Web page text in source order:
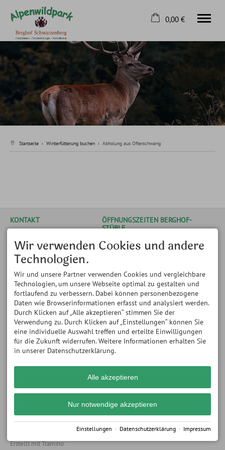
Home
Sommerfütterung buchen
Winterfütterung buchen
Kontakt
08326 8163
0,00 €
Warenkorb ist leer
Startseite › Winterfütterung buchen › Abholung aus Ofterschwang
KONTAKT
Alpenwildpark
Obermaiselstein
Königsweg 4
87538 Obermaiselstein
DEUTSCHLAND
Tel.+49 8326 8163
Fax +49 8326 384 726
info@alpenwildpark.de
ÖFFNUNGSZEITEN BERGHOF-
STÜBLE
14.05.- 08.11.2026 // bis
Mitte Mai nur am
bis 18:00 Uhr Dienstag,
Donnerstag bis Samstag:
11:00 bis 22:00 Uhr
Sonntag: 11:00 bis 21:00 Uhr
ÖFFNUNGSZEITEN WILDPARK
- ohne Führung -
Montag bis Sonntag: 11:00
bis 18:00 Uhr
ÖFFNUNGSZEITEN WILDPARK
- mit Führung und Fütterung
-
- regelmäßig ab 14.05.2026 -
Dienstag, Donnerstag, Freitag
und Samstag:
um 17.45 Uhr (Beginn
Erstellt mitTramino
Wir verwenden Cookies und andere
Technologien.
Wir und unsere Partner verwenden Cookies und vergleichbare
Technologien, um unsere Webseite optimal zu gestalten und
fortlaufend zu verbessern. Dabei können personenbezogene
Daten wie Browserinformationen erfasst und analysiert werden.
Durch Klicken auf „Alle akzeptieren“ stimmen Sie der
Verwendung zu. Durch Klicken auf „Einstellungen“ können Sie
eine individuelle Auswahl treffen und erteilte Einwilligungen
für die Zukunft widerrufen. Weitere Informationen erhalten Sie
in unserer Datenschutzerklärung.
Alle akzeptieren
Nur notwendige akzeptieren
Einstellungen · Datenschutzerklärung · Impressum